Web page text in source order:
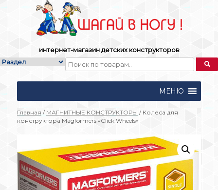
интернет-магазин детских конструкторов
МЕНЮ
Главная / МАГНИТНЫЕ КОНСТРУКТОРЫ / Колёса для
конструктора Magformers «Click Wheels»